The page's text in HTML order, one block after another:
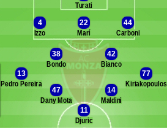
Banc des remplaçants Monza
Valoti
Mazza
Turati
4
Izzo
22
Marí
44
Carboni
38
Bondo
42
Bianco
13
Pedro Pereira
77
Kiriakopoulos
47
Dany Mota
14
Maldini
11
Djuric